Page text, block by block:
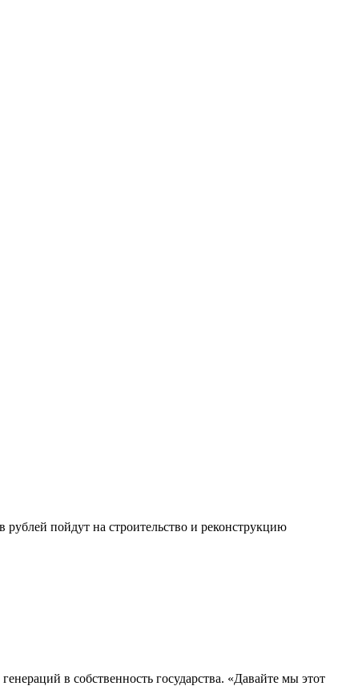
пойдут на строительство и реконструкцию
в собственность государства. «Давайте мы этот